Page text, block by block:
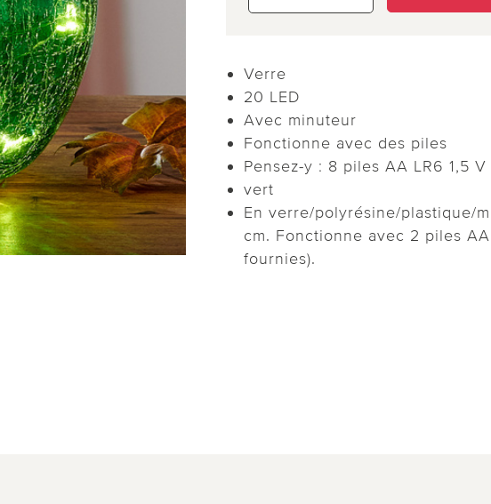
Verre
20 LED
Avec minuteur
Fonctionne avec des piles
Pensez-y : 8 piles AA LR6 1,5
vert
En verre/polyrésine/plastique/
cm. Fonctionne avec 2 piles
fournies).